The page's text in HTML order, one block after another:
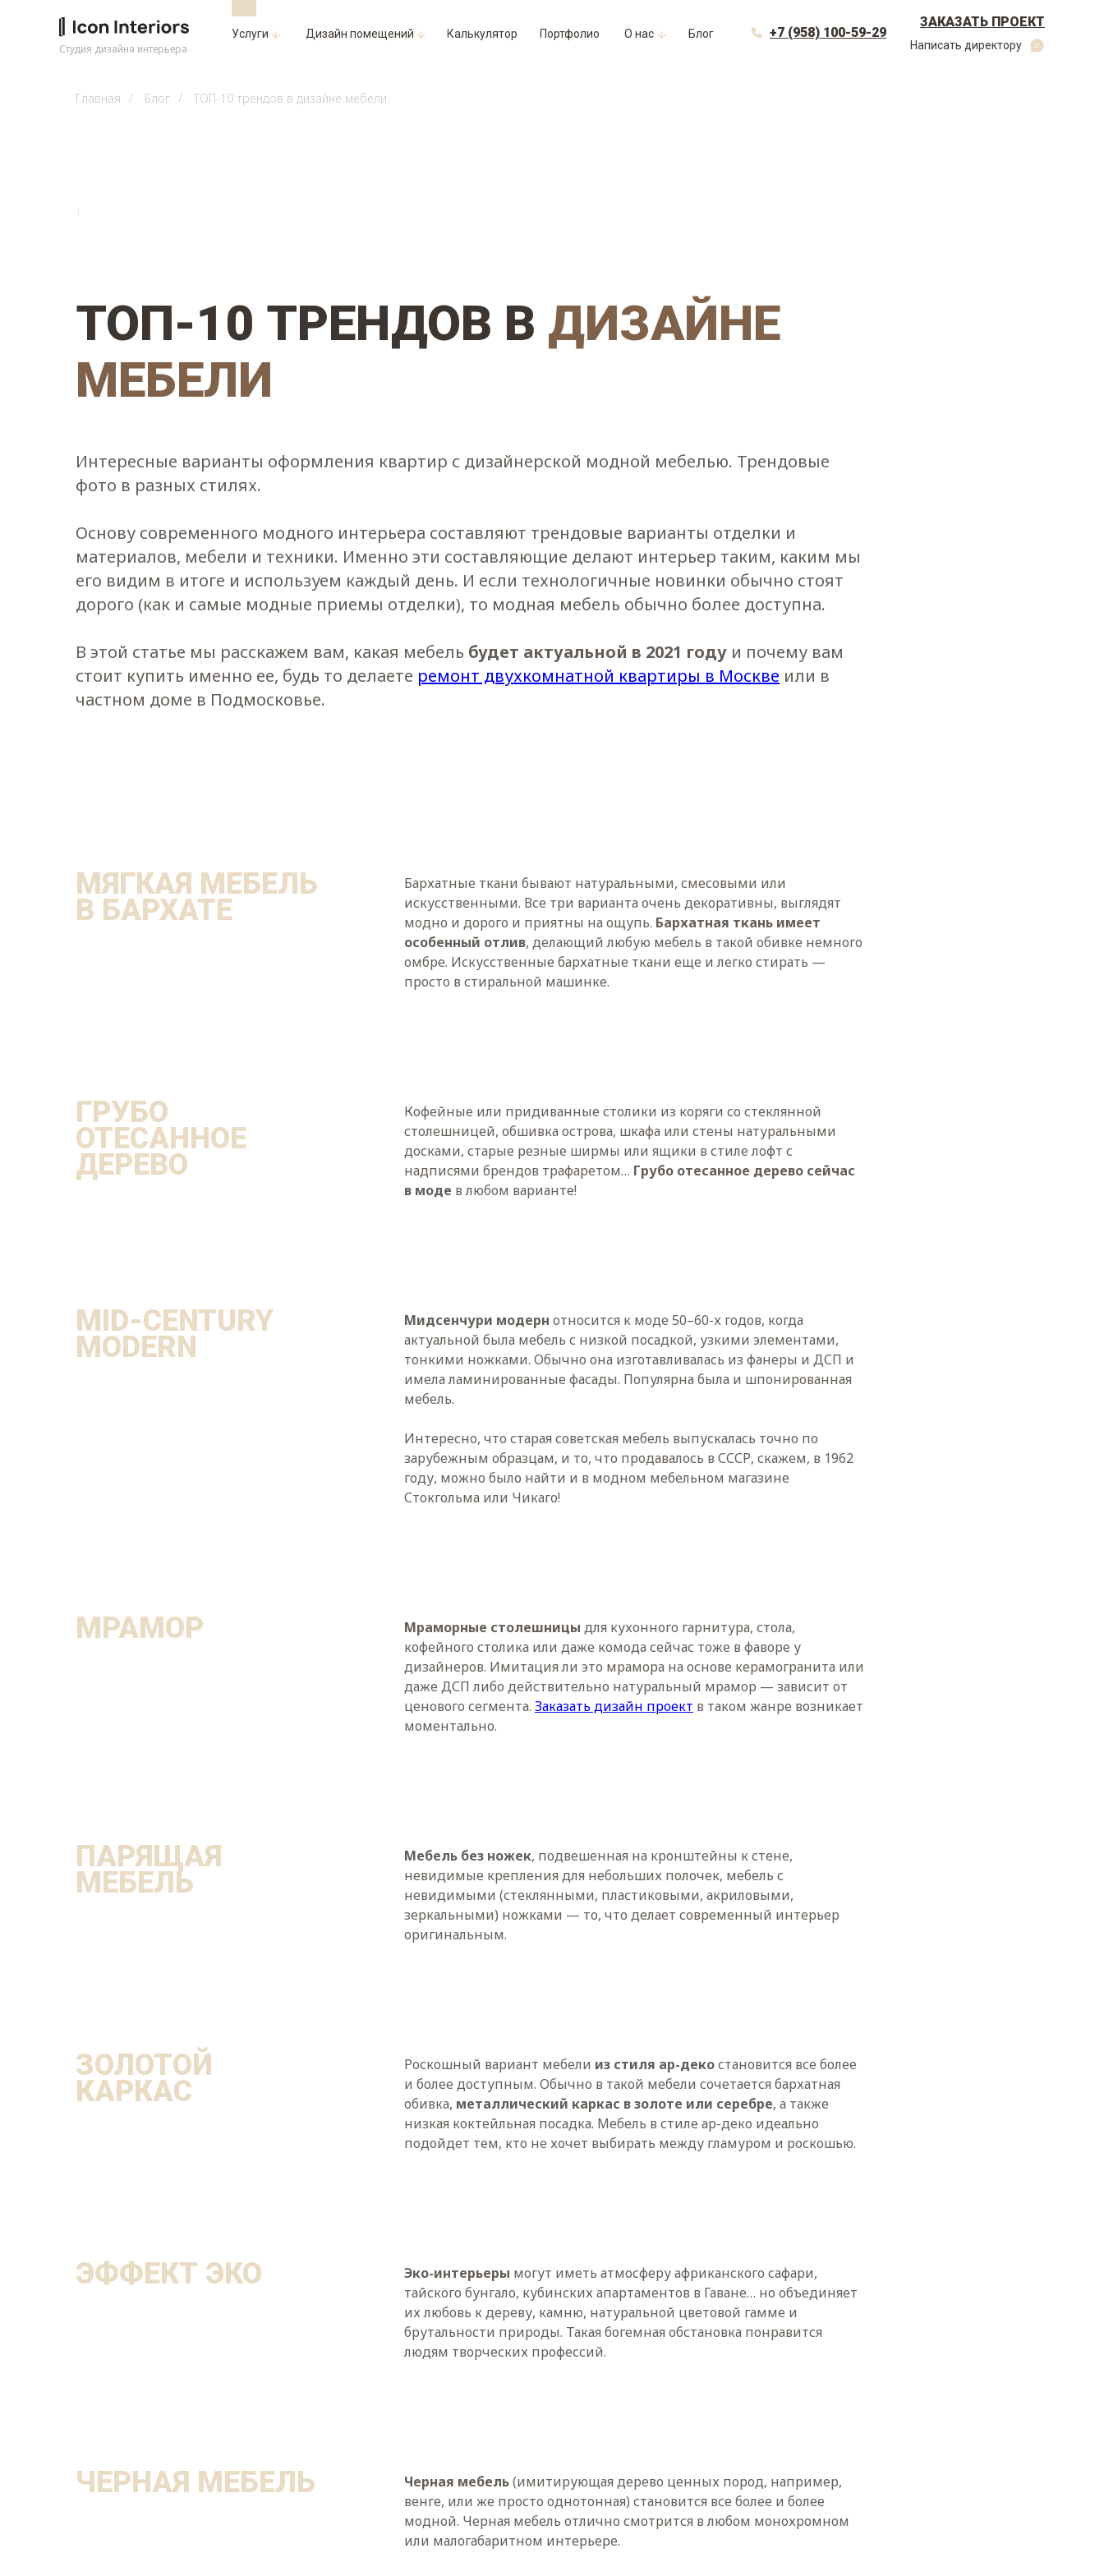
+7 (958) 100-59-29
ЗАКАЗАТЬ ПРОЕКТ
Студия дизайна интерьера
Блог
Написать директору
О нас
Портфолио
Дизайн помещений Калькулятор
Услуги
Главная / Блог / ТОП-10 трендов в дизайне мебели
↓
ТОП-10 ТРЕНДОВ В ДИЗАЙНЕ
МЕБЕЛИ
Интересные варианты оформления квартир с дизайнерской модной мебелью. Трендовые
фото в разных стилях.
Основу современного модного интерьера составляют трендовые варианты отделки и
материалов, мебели и техники. Именно эти составляющие делают интерьер таким, каким мы
его видим в итоге и используем каждый день. И если технологичные новинки обычно стоят
дорого (как и самые модные приемы отделки), то модная мебель обычно более доступна.
В этой статье мы расскажем вам, какая мебель будет актуальной в 2021 году и почему вам
стоит купить именно ее, будь то делаете ремонт двухкомнатной квартиры в Москве или в
частном доме в Подмосковье.
МЯГКАЯ МЕБЕЛЬ
В БАРХАТЕ
Бархатные ткани бывают натуральными, смесовыми или
искусственными. Все три варианта очень декоративны, выглядят
модно и дорого и приятны на ощупь. Бархатная ткань имеет
особенный отлив, делающий любую мебель в такой обивке немного
омбре. Искусственные бархатные ткани еще и легко стирать —
просто в стиральной машинке.
ГРУБО
ОТЕСАННОЕ
ДЕРЕВО
Кофейные или придиванные столики из коряги со стеклянной
столешницей, обшивка острова, шкафа или стены натуральными
досками, старые резные ширмы или ящики в стиле лофт с
надписями брендов трафаретом… Грубо отесанное дерево сейчас
в моде в любом варианте!
MID-CENTURY
MODERN
Мидсенчури модерн относится к моде 50–60-х годов, когда
актуальной была мебель с низкой посадкой, узкими элементами,
тонкими ножками. Обычно она изготавливалась из фанеры и ДСП и
имела ламинированные фасады. Популярна была и шпонированная
мебель.
Интересно, что старая советская мебель выпускалась точно по
зарубежным образцам, и то, что продавалось в СССР, скажем, в 1962
году, можно было найти и в модном мебельном магазине
Стокгольма или Чикаго!
МРАМОР Мраморные столешницы для кухонного гарнитура, стола,
кофейного столика или даже комода сейчас тоже в фаворе у
дизайнеров. Имитация ли это мрамора на основе керамогранита или
даже ДСП либо действительно натуральный мрамор — зависит от
ценового сегмента. Заказать дизайн проект в таком жанре возникает
моментально.
ПАРЯЩАЯ
МЕБЕЛЬ
Мебель без ножек, подвешенная на кронштейны к стене,
невидимые крепления для небольших полочек, мебель с
невидимыми (стеклянными, пластиковыми, акриловыми,
зеркальными) ножками — то, что делает современный интерьер
оригинальным.
ЗОЛОТОЙ
КАРКАС
Роскошный вариант мебели из стиля ар-декостановится все более
и более доступным. Обычно в такой мебели сочетается бархатная
обивка, металлический каркас в золоте или серебре, а также
низкая коктейльная посадка. Мебель в стиле ар-деко идеально
подойдет тем, кто не хочет выбирать между гламуром и роскошью.
ЭФФЕКТ ЭКО Эко-интерьеры могут иметь атмосферу африканского сафари,
тайского бунгало, кубинских апартаментов в Гаване… но объединяет
их любовь к дереву, камню, натуральной цветовой гамме и
брутальности природы. Такая богемная обстановка понравится
людям творческих профессий.
ЧЕРНАЯ МЕБЕЛЬ Черная мебель(имитирующая дерево ценных пород, например,
венге, или же просто однотонная) становится все более и более
модной. Черная мебель отлично смотрится в любом монохромном
или малогабаритном интерьере.